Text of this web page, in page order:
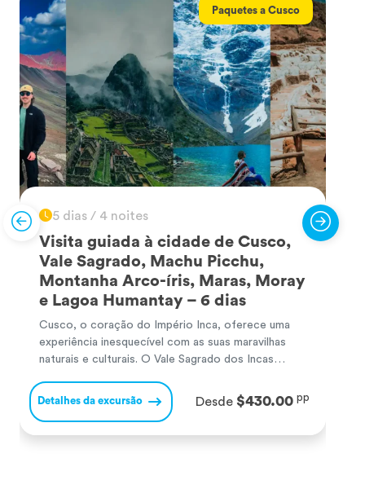
Paquetes a Cusco
5 dias / 4 noites
Visita guiada à cidade de Cusco,
Vale Sagrado, Machu Picchu,
Montanha Arco-íris, Maras, Moray
e Lagoa Humantay – 6 dias
Cusco, o coração do Império Inca, oferece uma
experiência inesquecível com as suas maravilhas
naturais e culturais. O Vale Sagrado dos Incas
paisagens andinas. Machu Picchu, a famosa
cidadela inca, encanta com o seu misticismo e
Detalhes da excursão Desde $430.00 pp